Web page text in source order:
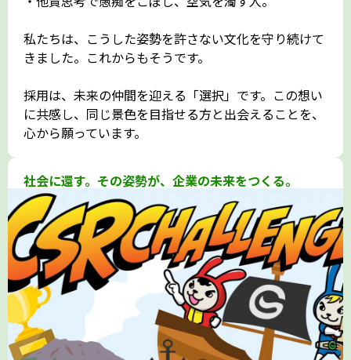
私たちは、こうした姿勢を許さない文化を守り続けて
きました。これからもそうです。
採用は、未来の仲間を迎える「選択」です。この想い
に共感し、同じ景色を目指せる方と出会えることを、
心から願っています。
社会に還す。その姿勢が、企業の未来をつくる。